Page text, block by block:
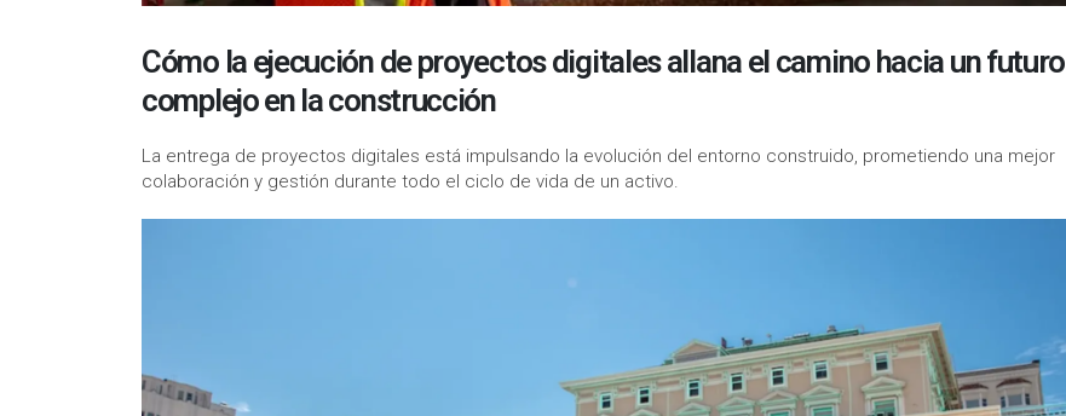
Cómo la ejecución de proyectos digitales allana el camino hacia un futuro
complejo en la construcción
La entrega de proyectos digitales está impulsando la evolución del entorno construido, prometiendo una mejor
colaboración y gestión durante todo el ciclo de vida de un activo.